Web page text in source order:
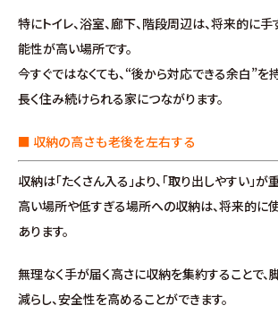
特にトイレ、浴室、廊下、階段周辺は、将来的に
能性が高い場所です。
今すぐではなくても、“後から対応できる余白”を
長く住み続けられる家につながります。
■ 収納の高さも老後を左右する
収納は「たくさん入る」より、「取り出しやすい」が
高い場所や低すぎる場所への収納は、将来的に
あります。
無理なく手が届く高さに収納を集約することで
減らし、安全性を高めることができます。